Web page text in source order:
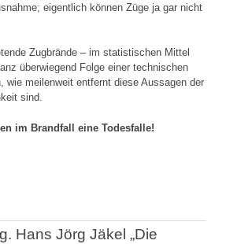
eigentlich können Züge ja gar nicht
Zugbrände – im statistischen Mittel
überwiegend Folge einer technischen
wie meilenweit entfernt diese Aussagen der
sind.
im Brandfall eine Todesfalle!
Hans Jörg Jäkel „Die